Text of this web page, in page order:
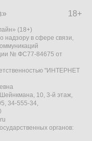
18+
(18+)
надзору в сфере связи,
№ ФС77-84675 от
"ИНТЕРНЕТ
10, 3-й этаж,
34-555-34,
органов: